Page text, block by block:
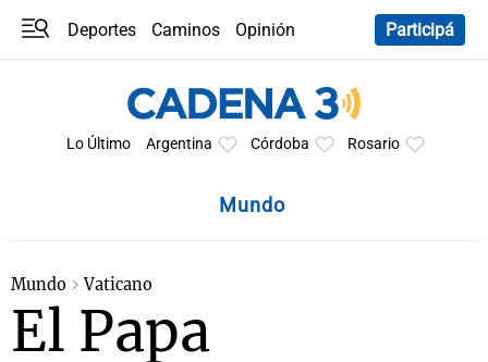
Deportes Caminos
Opinión
Participá
Lo Último Argentina Córdoba Rosario
Mundo
Mundo Vaticano
El Papa